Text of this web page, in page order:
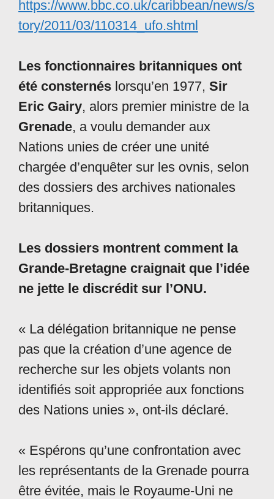
https://www.bbc.co.uk/caribbean/news/s
tory/2011/03/110314_ufo.shtml
Les fonctionnaires britanniques ont
été consternés lorsqu’en 1977, Sir
Eric Gairy, alors premier ministre de la
Grenade, a voulu demander aux
Nations unies de créer une unité
chargée d’enquêter sur les ovnis, selon
des dossiers des archives nationales
britanniques.
Les dossiers montrent comment la
Grande-Bretagne craignait que l’idée
ne jette le discrédit sur l’ONU.
« La délégation britannique ne pense
pas que la création d’une agence de
recherche sur les objets volants non
identifiés soit appropriée aux fonctions
des Nations unies », ont-ils déclaré.
« Espérons qu’une confrontation avec
les représentants de la Grenade pourra
être évitée, mais le Royaume-Uni ne